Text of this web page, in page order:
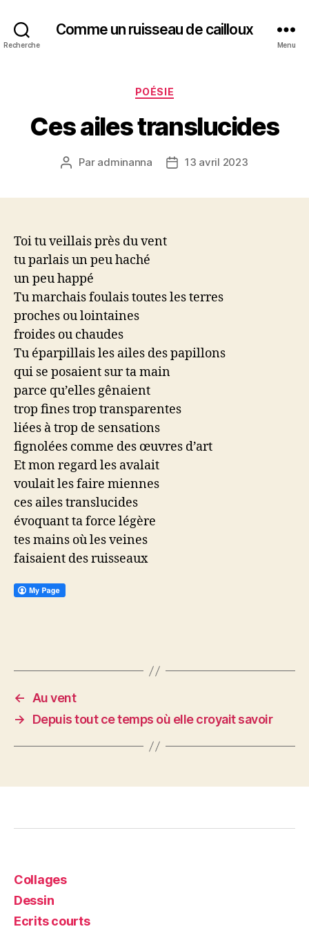
Recherche
Comme un ruisseau de cailloux
Menu
Catégories
POÉSIE
Ces ailes translucides
Auteur
Par adminanna
Date13 avril 2023
Toi tu veillais près du vent
tu parlais un peu haché
un peu happé
Tu marchais foulais toutes les terres
proches ou lointaines
froides ou chaudes
Tu éparpillais les ailes des papillons
qui se posaient sur ta main
parce qu’elles gênaient
trop fines trop transparentes
liées à trop de sensations
fignolées comme des œuvres d’art
Et mon regard les avalait
voulait les faire miennes
ces ailes translucides
évoquant ta force légère
tes mains où les veines
faisaient des ruisseaux
←
Au vent
→
Depuis tout ce temps où elle croyait savoir
Collages
Dessin
Ecrits courts